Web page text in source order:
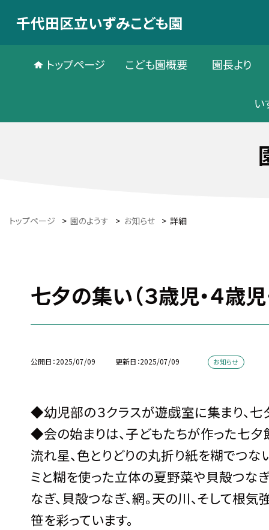
千代田区立いずみこども園
トップページ こども園概要 園長より
い
トップページ > 園のようす > お知らせ > 詳細
七夕の集い（３歳児・４歳児
公開日 2025/07/09 更新日 2025/07/09 お知らせ
◆幼児部の３クラスが遊戯室に集まり、七
◆会の始まりは、子どもたちが作った七夕
流れ星、色とりどりの丸折り紙を糊でつな
ミと糊を使った立体の夏野菜や貝殻つな
なぎ、貝殻つなぎ、網。天の川、そして根
笹を彩っています。